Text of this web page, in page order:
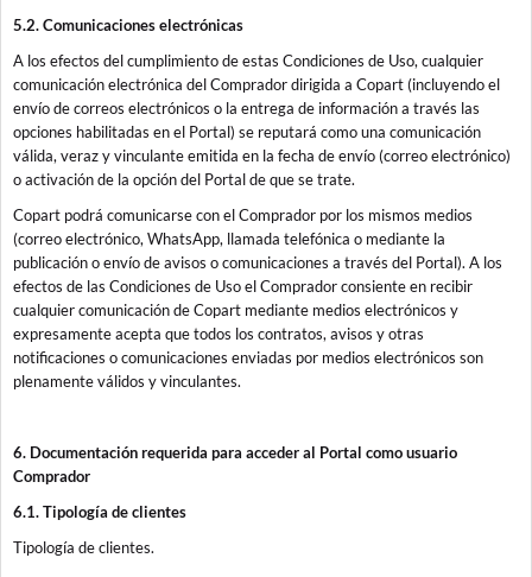
5.2. Comunicaciones electrónicas
A los efectos del cumplimiento de estas Condiciones de Uso, cualquier
comunicación electrónica del Comprador dirigida a Copart (incluyendo el
envío de correos electrónicos o la entrega de información a través las
opciones habilitadas en el Portal) se reputará como una comunicación
válida, veraz y vinculante emitida en la fecha de envío (correo electrónico)
o activación de la opción del Portal de que se trate.
Copart podrá comunicarse con el Comprador por los mismos medios
(correo electrónico, WhatsApp, llamada telefónica o mediante la
publicación o envío de avisos o comunicaciones a través del Portal). A los
efectos de las Condiciones de Uso el Comprador consiente en recibir
cualquier comunicación de Copart mediante medios electrónicos y
expresamente acepta que todos los contratos, avisos y otras
notificaciones o comunicaciones enviadas por medios electrónicos son
plenamente válidos y vinculantes.
6. Documentación requerida para acceder al Portal como usuario
Comprador
6.1. Tipología de clientes
Tipología de clientes.